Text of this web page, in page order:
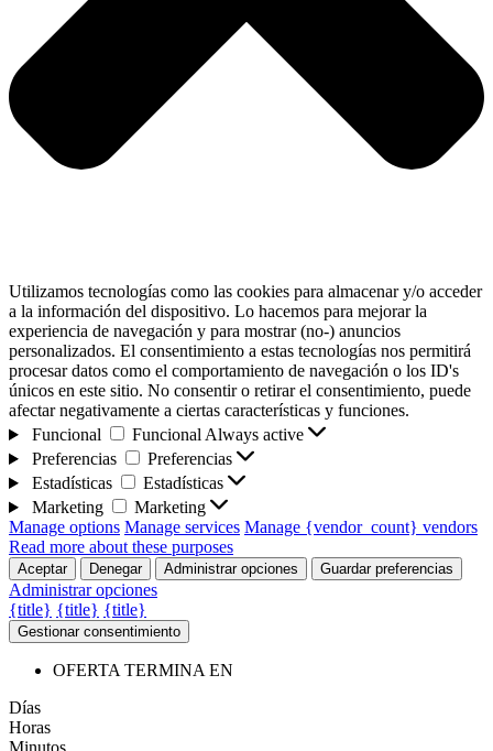
Utilizamos tecnologías como las cookies para almacenar y/o acceder
a la información del dispositivo. Lo hacemos para mejorar la
experiencia de navegación y para mostrar (no-) anuncios
personalizados. El consentimiento a estas tecnologías nos permitirá
procesar datos como el comportamiento de navegación o los ID's
únicos en este sitio. No consentir o retirar el consentimiento, puede
afectar negativamente a ciertas características y funciones.
Funcional
Funcional Always active
Preferencias
Preferencias
Estadísticas
Estadísticas
Marketing
Marketing
Manage options Manage services Manage {vendor_count} vendors
Read more about these purposes
Aceptar Denegar Administrar opciones Guardar preferencias
Administrar opciones
{title} {title} {title}
Gestionar consentimiento
OFERTA TERMINA EN
Días
Horas
Minutos